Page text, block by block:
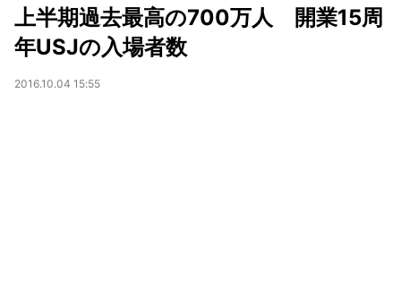
上半期過去最高の700万人 開業15周
年USJの入場者数
2016.10.04 15:55